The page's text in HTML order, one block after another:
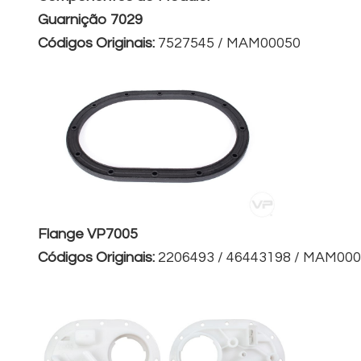
Guarnição 7029
Códigos Originais: 7527545 / MAM00050
Flange VP7005
Códigos Originais: 2206493 / 46443198 /